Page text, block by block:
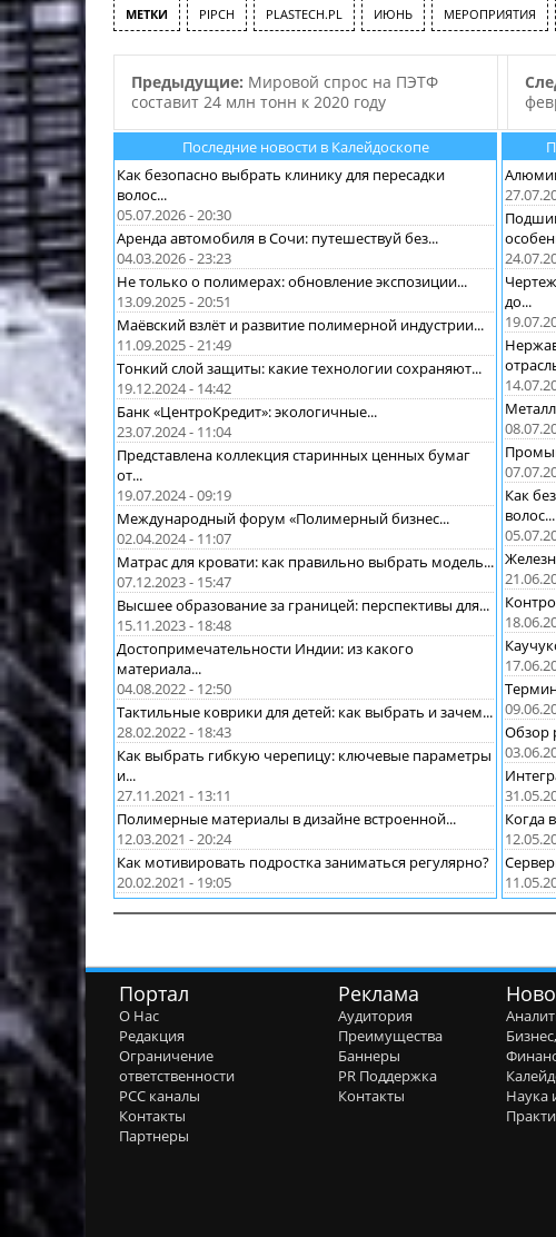
МЕТКИ PIPCH PLASTECH.PL ИЮНЬ МЕРОПРИЯТИЯ
Предыдущие: Мировой спрос на ПЭТФ
составит 24 млн тонн к 2020 году
Последние новости в Калейдоскопе
Как безопасно выбрать клинику для пересадки
волос...
05.07.2026 - 20:30
Аренда автомобиля в Сочи: путешествуй без...
04.03.2026 - 23:23
Не только о полимерах: обновление экспозиции...
13.09.2025 - 20:51
Маёвский взлёт и развитие полимерной индустрии...
11.09.2025 - 21:49
Тонкий слой защиты: какие технологии сохраняют...
19.12.2024 - 14:42
Банк «ЦентроКредит»: экологичные...
23.07.2024 - 11:04
Представлена коллекция старинных ценных бумаг
от...
19.07.2024 - 09:19
Международный форум «Полимерный бизнес...
02.04.2024 - 11:07
Матрас для кровати: как правильно выбрать модель...
07.12.2023 - 15:47
Высшее образование за границей: перспективы для...
15.11.2023 - 18:48
Достопримечательности Индии: из какого
материала...
04.08.2022 - 12:50
Тактильные коврики для детей: как выбрать и зачем...
28.02.2022 - 18:43
Как выбрать гибкую черепицу: ключевые параметры
и...
27.11.2021 - 13:11
Полимерные материалы в дизайне встроенной...
12.03.2021 - 20:24
Как мотивировать подростка заниматься регулярно?
20.02.2021 - 19:05
до...
Как
волос...
Обзор
Когда
Портал
О Нас
Редакция
Ограничение
ответственности
РСС каналы
Контакты
Партнеры
Реклама
Аудитория
Преимущества
Баннеры
PR Поддержка
Контакты
Наука